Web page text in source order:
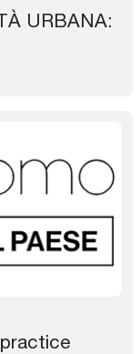
URBANA: